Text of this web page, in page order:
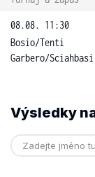
08.08. 11:30
Bosio/Tenti
Garbero/Sciahbasi
Výsledky